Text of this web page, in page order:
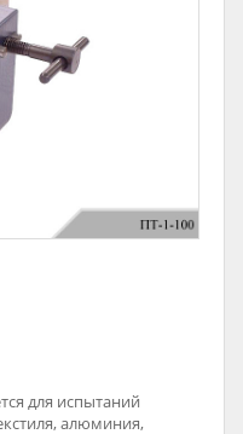
для испытаний
алюминия,